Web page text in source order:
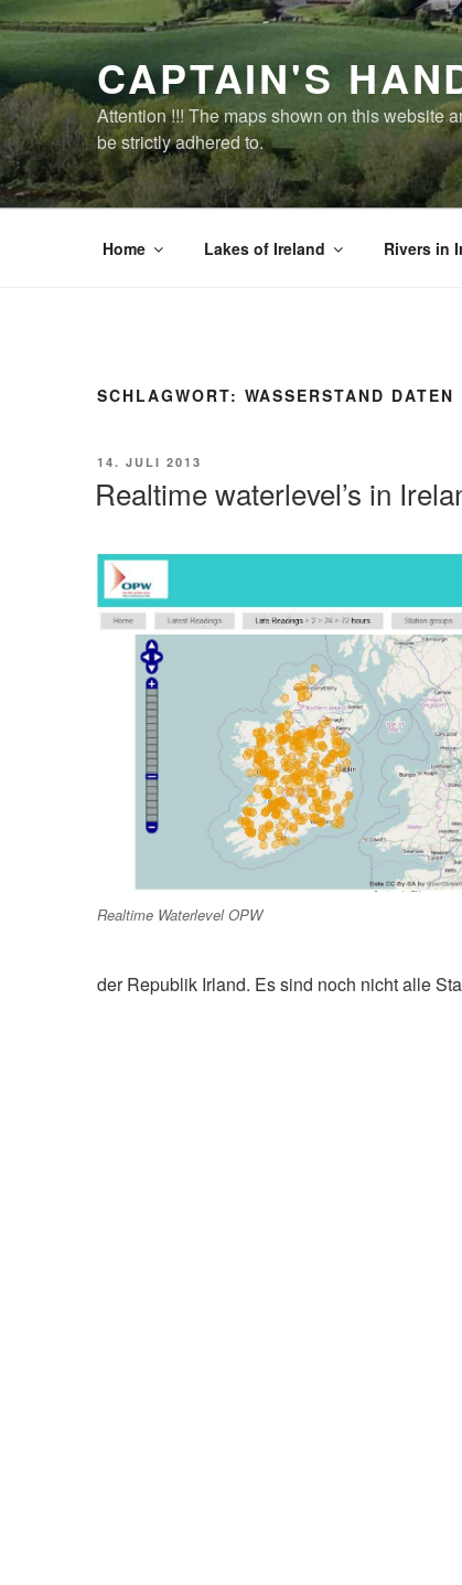
Zum
Inhalt
springen
CAPTAIN'S
Attention !!! The maps shown on this website
be strictly adhered to.
Home Lakes of Ireland Rivers in
SCHLAGWORT: WASSERSTAND DATEN
VERÖFFENTLICHT
14. JULI 2013
Realtime waterlevel’s in
Realtime Waterlevel OPW
der Republik Irland. Es sind noch nicht alle